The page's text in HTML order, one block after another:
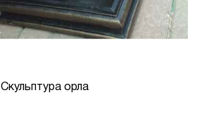
Скульптура орла